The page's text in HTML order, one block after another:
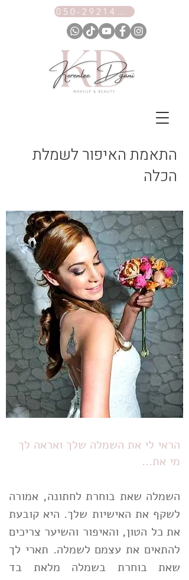
050-2921461
התאמת האיפור לשמלת
הכלה
הראי לי את השמלה שלך ואראה לך
מי את...
השמלה שאת בוחרת לחתונה, אמורה
לשקף את האישיות שלך. היא קובעת
את כל הטון, והאיפור והשיער צריכים
להתאים את עצמם לשמלה. תארי לך
שאת בוחרת בשמלה מלאת בד